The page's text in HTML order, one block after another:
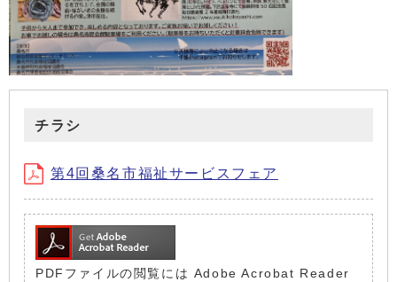
チラシ
第4回桑名市福祉サービスフェア
PDFファイルの閲覧には Adobe Acrobat Reader